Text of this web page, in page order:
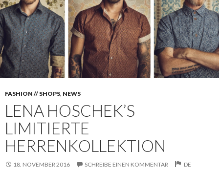
FASHION // SHOPS, NEWS
LENA HOSCHEK’S
LIMITIERTE
HERRENKOLLEKTION
18. NOVEMBER 2016 SCHREIBE EINEN KOMMENTAR DE